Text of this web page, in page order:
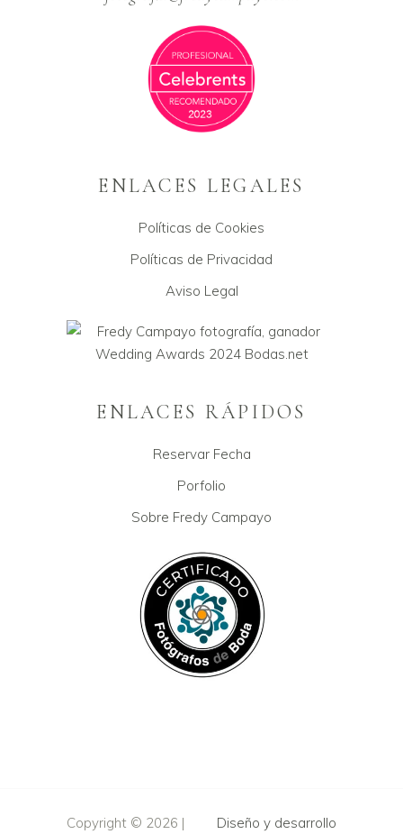
ENLACES LEGALES
Políticas de Cookies
Políticas de Privacidad
Aviso Legal
ENLACES RÁPIDOS
Reservar Fecha
Porfolio
Sobre Fredy Campayo
Copyright © 2026 | Diseño y desarrollo